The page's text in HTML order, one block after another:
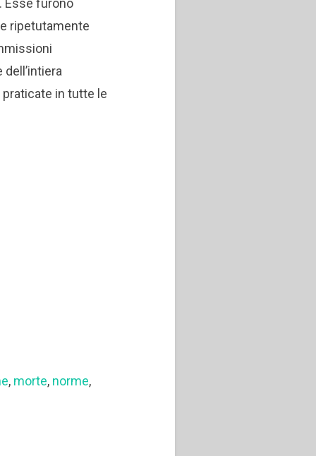
Esse furono
ripetutamente
in tutte le
, morte, norme,